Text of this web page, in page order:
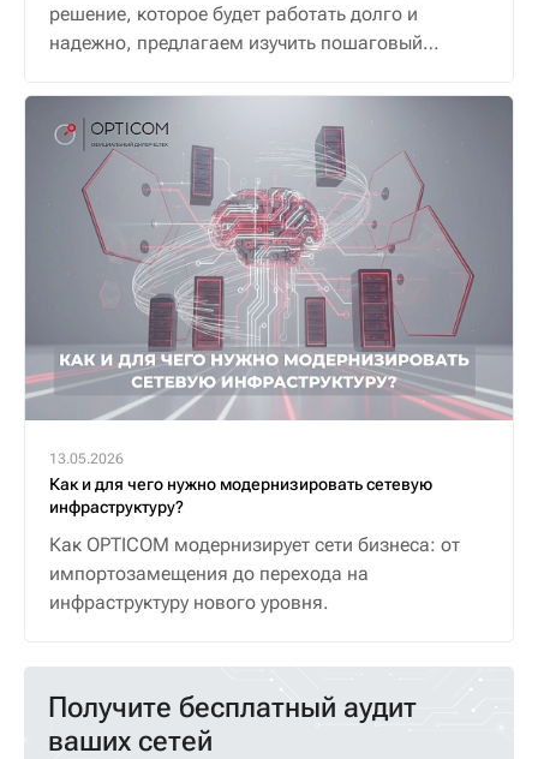
решение, которое будет работать долго и
надежно, предлагаем изучить пошаговый
13.05.2026
Как и для чего нужно модернизировать сетевую
инфраструктуру?
Как OPTICOM модернизирует сети бизнеса: от
импортозамещения до перехода на
инфраструктуру нового уровня.
Получите бесплатный аудит
ваших сетей